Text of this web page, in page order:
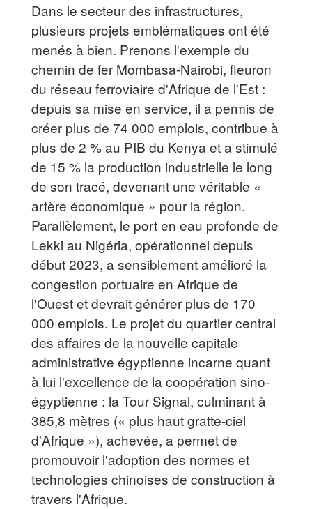
Dans le secteur des infrastructures,
plusieurs projets emblématiques ont été
menés à bien. Prenons l'exemple du
chemin de fer Mombasa-Nairobi, fleuron
du réseau ferroviaire d'Afrique de l'Est :
depuis sa mise en service, il a permis de
créer plus de 74 000 emplois, contribue à
plus de 2 % au PIB du Kenya et a stimulé
de 15 % la production industrielle le long
de son tracé, devenant une véritable «
artère économique » pour la région.
Parallèlement, le port en eau profonde de
Lekki au Nigéria, opérationnel depuis
début 2023, a sensiblement amélioré la
congestion portuaire en Afrique de
l'Ouest et devrait générer plus de 170
000 emplois. Le projet du quartier central
des affaires de la nouvelle capitale
administrative égyptienne incarne quant
à lui l'excellence de la coopération sino-
égyptienne : la Tour Signal, culminant à
385,8 mètres (« plus haut gratte-ciel
d'Afrique »), achevée, a permet de
promouvoir l'adoption des normes et
technologies chinoises de construction à
travers l'Afrique.